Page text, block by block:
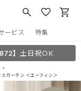
ービス 特集
】 土日祝OK
カーテン ＜エーフィン＞